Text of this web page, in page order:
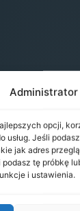
Administrator
opcji,
usług. Jeśli
jak adres
tę próbkę
i ustawienia.